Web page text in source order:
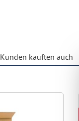
Kunden kauften auch